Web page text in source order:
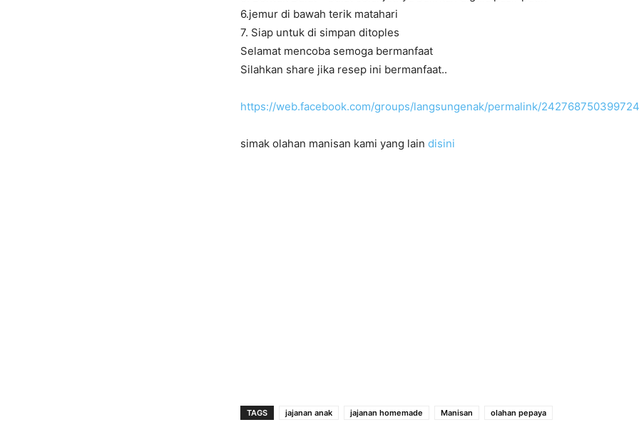
6.jemur di bawah terik matahari
7. Siap untuk di simpan ditoples
Selamat mencoba semoga bermanfaat
Silahkan share jika resep ini bermanfaat..
https://web.facebook.com/groups/langsungenak/permalink/
simak olahan manisan kami yang lain disini
TAGS jajanan anak jajanan homemade Manisan olahan pepaya